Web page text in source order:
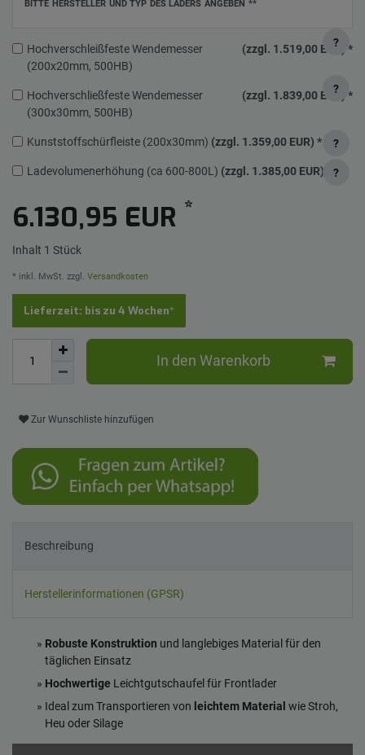
BITTE HERSTELLER UND TYP DES LADERS ANGEBEN **
Hochverschleißfeste Wendemesser
(200x20mm, 500HB)
(zzgl. 1.519,00 EUR) *
?
Hochverschließfeste Wendemesser
(300x30mm, 500HB)
(zzgl. 1.839,00 EUR) *
?
Kunststoffschürfleiste (200x30mm) (zzgl. 1.359,00 EUR) * ?
Ladevolumenerhöhung (ca 600-800L) (zzgl. 1.385,00 EUR) ?
6.130,95 EUR *
Inhalt 1 Stück
* inkl. MwSt. zzgl. Versandkosten
Lieferzeit: bis zu 4 Wochen*
In den Warenkorb
Zur Wunschliste hinzufügen
Beschreibung
Herstellerinformationen (GPSR)
Robuste Konstruktion und langlebiges Material für den
täglichen Einsatz
Hochwertige Leichtgutschaufel für Frontlader
Ideal zum Transportieren von leichtem Material wie Stroh,
Heu oder Silage